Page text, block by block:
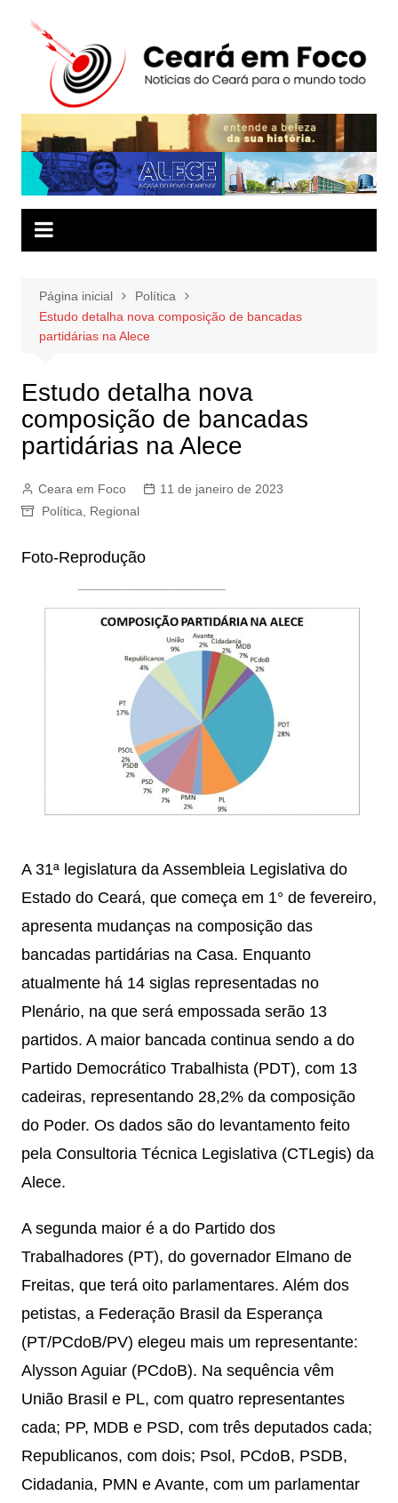
conteúdo
Página inicial
Política
Estudo detalha nova composição de bancadas
partidárias na Alece
Estudo detalha nova
composição de bancadas
partidárias na Alece
Ceara em Foco
11 de janeiro de 2023
Política, Regional
Foto-Reprodução
A 31ª legislatura da Assembleia Legislativa do
Estado do Ceará, que começa em 1° de fevereiro,
apresenta mudanças na composição das
bancadas partidárias na Casa. Enquanto
atualmente há 14 siglas representadas no
Plenário, na que será empossada serão 13
partidos. A maior bancada continua sendo a do
Partido Democrático Trabalhista (PDT), com 13
cadeiras, representando 28,2% da composição
do Poder. Os dados são do levantamento feito
pela Consultoria Técnica Legislativa (CTLegis) da
Alece.
A segunda maior é a do Partido dos
Trabalhadores (PT), do governador Elmano de
Freitas, que terá oito parlamentares. Além dos
petistas, a Federação Brasil da Esperança
(PT/PCdoB/PV) elegeu mais um representante:
Alysson Aguiar (PCdoB). Na sequência vêm
União Brasil e PL, com quatro representantes
cada; PP, MDB e PSD, com três deputados cada;
Republicanos, com dois; Psol, PCdoB, PSDB,
Cidadania, PMN e Avante, com um parlamentar